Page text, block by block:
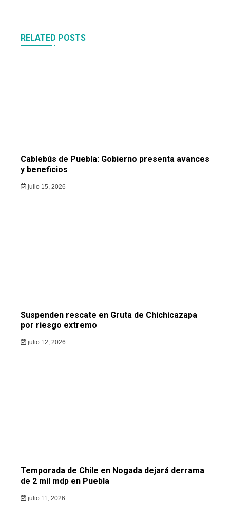
RELATED POSTS
Cablebús de Puebla: Gobierno presenta avances
y beneficios
julio 15, 2026
Suspenden rescate en Gruta de Chichicazapa
por riesgo extremo
julio 12, 2026
Temporada de Chile en Nogada dejará derrama
de 2 mil mdp en Puebla
julio 11, 2026